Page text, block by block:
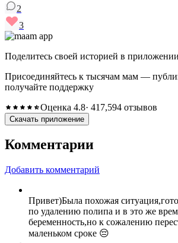
2
3
Поделитесь своей историей в
Присоединяйтесь к тысячам мам —
получайте поддержку
Оценка 4.8· 417,594 отзывов
Скачать приложение
Комментарии
Добавить комментарий
Привет)Была похожая
по удалению полипа и в это же
беременность,но к сожалению
маленьком сроке 😔